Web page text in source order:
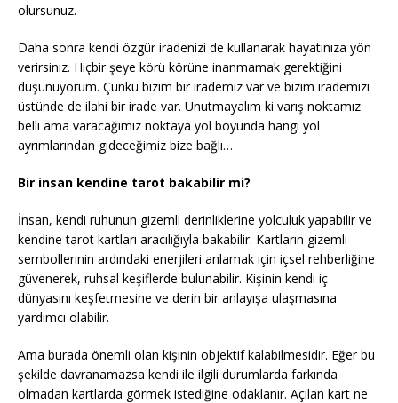
olursunuz.
Daha sonra kendi özgür iradenizi de kullanarak hayatınıza yön
verirsiniz. Hiçbir şeye körü körüne inanmamak gerektiğini
düşünüyorum. Çünkü bizim bir irademiz var ve bizim irademizi
üstünde de ilahi bir irade var. Unutmayalım ki varış noktamız
belli ama varacağımız noktaya yol boyunda hangi yol
ayrımlarından gideceğimiz bize bağlı…
Bir insan kendine tarot bakabilir mi?
İnsan, kendi ruhunun gizemli derinliklerine yolculuk yapabilir ve
kendine tarot kartları aracılığıyla bakabilir. Kartların gizemli
sembollerinin ardındaki enerjileri anlamak için içsel rehberliğine
güvenerek, ruhsal keşiflerde bulunabilir. Kişinin kendi iç
dünyasını keşfetmesine ve derin bir anlayışa ulaşmasına
yardımcı olabilir.
Ama burada önemli olan kişinin objektif kalabilmesidir. Eğer bu
şekilde davranamazsa kendi ile ilgili durumlarda farkında
olmadan kartlarda görmek istediğine odaklanır. Açılan kart ne